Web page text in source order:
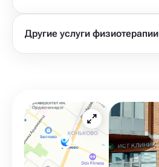
Другие услуги физиотерапии